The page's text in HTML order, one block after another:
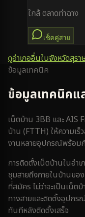
ใกล้ตลาดท่าฉาง
เช็คคู่สาย
ดูอำเภออื่นในจังหวัดสุรา
ข้อมูลเทคนิค
ข้อมูลเทคนิคแ
เน็ตบ้าน 3BB และ AIS
บ้าน (FTTH) ให้ความเ
งานหลายอุปกรณ์พร้อม
การติดตั้งเน็ตบ้านในอำเ
ชุมสายถึงภายในบ้านขอ
ที่สมัคร ไม่ว่าจะเป็นเน็ต
ทางสายและติดตั้งอุปก
ทันทีหลังติดตั้งเสร็จ